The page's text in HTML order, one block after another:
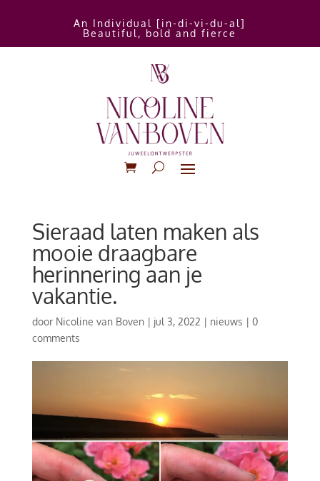
An Individual [in-di-vi-du-al]
Beautiful, bold and fierce
Sieraad laten maken als
mooie draagbare
herinnering aan je
vakantie.
door Nicoline van Boven| jul 3, 2022 | nieuws | 0
comments